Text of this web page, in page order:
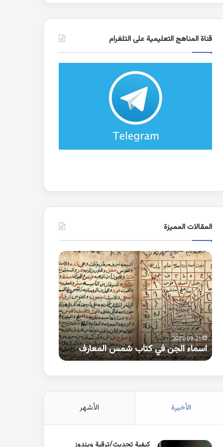
قناة المناهج التعليمية على التلغرام
المقالات المميزة
اسماء
الجن
في
كتاب
شمس
المعارف
2022-09-21
اسماء الجن في كتاب شمس المعارف
كلمات
بها
همزة
متطرفة
على
الواو
الأخيرة الأشهر
كيفية تحديث/ترقية ويندوز